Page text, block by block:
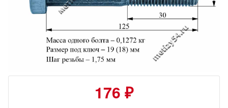
176 ₽